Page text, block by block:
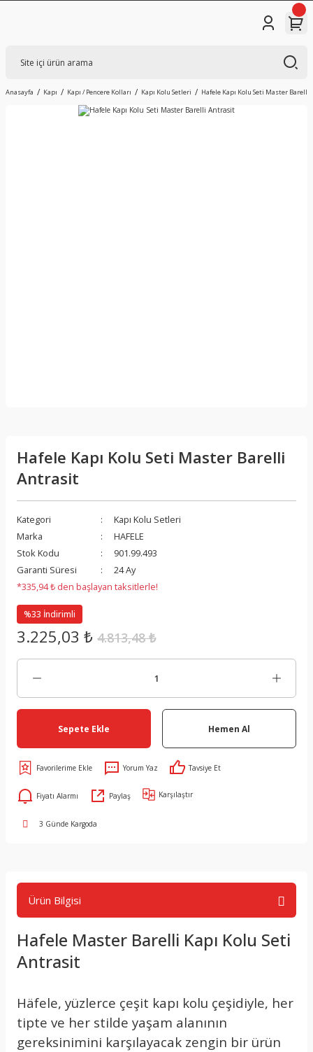
Anasayfa Kapı Kapı / Pencere Kolları Kapı Kolu Setleri Hafele Kapı Kolu Seti Master
Hafele Kapı Kolu Seti Master Barelli
Antrasit
Kategori
Kapı Kolu Setleri
Marka
HAFELE
Stok Kodu
901.99.493
Garanti Süresi
24 Ay
*335,94 ₺ den başlayan taksitlerle!
%33 İndirimli
3.225,03 ₺ 4.813,48 ₺
Sepete Ekle Hemen Al
Yorum Yaz Tavsiye Et
Fiyatı Alarmı Paylaş Karşılaştır
3 Günde Kargoda
Ürün Bilgisi
Hafele Master Barelli Kapı Kolu Seti
Antrasit
Häfele, yüzlerce çeşit kapı kolu çeşidiyle, her
tipte ve her stilde yaşam alanının
gereksinimini karşılayacak zengin bir ürün